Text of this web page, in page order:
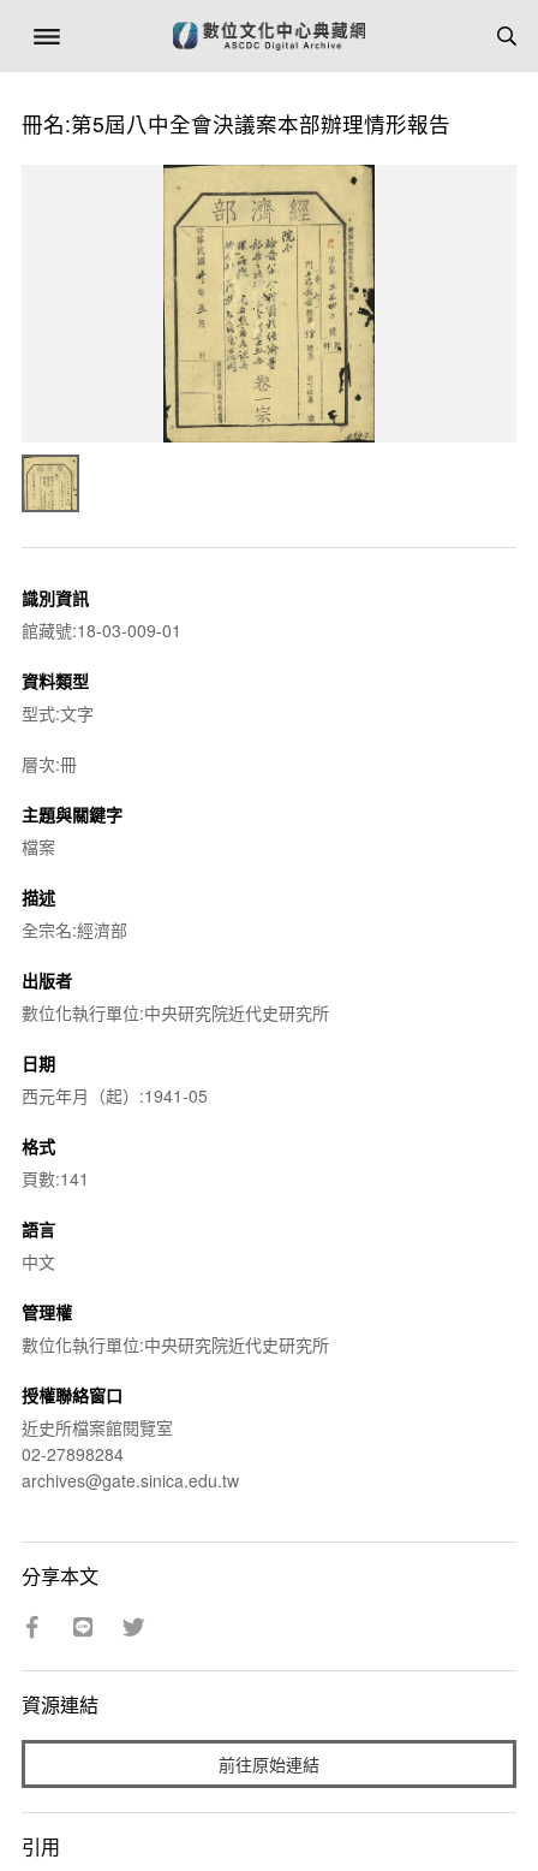
冊名:第5屆八中全會決議案本部辦理情形報告
識別資訊
館藏號:18-03-009-01
資料類型
型式:文字
層次:冊
主題與關鍵字
檔案
描述
全宗名:經濟部
出版者
數位化執行單位:中央研究院近代史研究所
日期
西元年月（起）:1941-05
格式
頁數:141
語言
中文
管理權
數位化執行單位:中央研究院近代史研究所
授權聯絡窗口
近史所檔案館閱覽室
02-27898284
archives@gate.sinica.edu.tw
分享本文
資源連結
前往原始連結
引用